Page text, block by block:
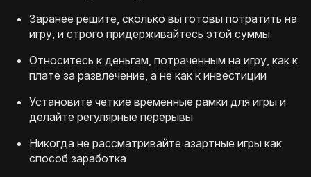
Заранее решите, сколько вы готовы потратить на
игру, и строго придерживайтесь этой суммы
Относитесь к деньгам, потраченным на игру, как к
плате за развлечение, а не как к инвестиции
Установите четкие временные рамки для игры и
делайте регулярные перерывы
Никогда не рассматривайте азартные игры как
способ заработка